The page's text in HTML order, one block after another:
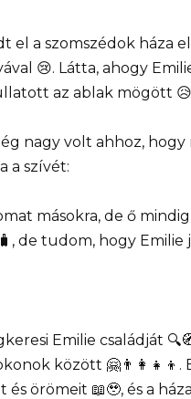
el a szomszédok háza
😢. Látta, ahogy
az ablak mögött
nagy volt ahhoz,
a szívét:
másokra, de ő
de tudom, hogy
Emilie családját
között
örömeit 📖🥹, és a